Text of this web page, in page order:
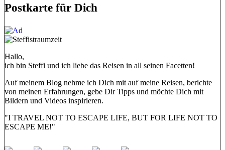
Postkarte für Dich
Hallo,
ich bin Steffi und ich liebe das Reisen in all seinen Facetten!
Auf meinem Blog nehme ich Dich mit auf meine Reisen, berichte
von meinen Erfahrungen, gebe Dir Tipps und möchte Dich mit
Bildern und Videos inspirieren.
"I TRAVEL NOT TO ESCAPE LIFE, BUT FOR LIFE NOT TO
ESCAPE ME!"